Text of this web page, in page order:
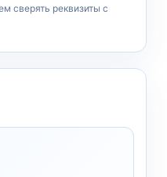
сверять реквизиты с